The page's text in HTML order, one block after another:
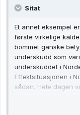
Sitat
Et annet eksempel
første virkelige
bommet ganske
underskudd som
underskuddet i
Effektsituasjonen i
sådan. Hele dagen
resterende effekten